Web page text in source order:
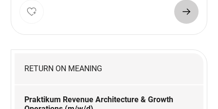
RETURN ON MEANING
Praktikum Revenue Architecture & Growth